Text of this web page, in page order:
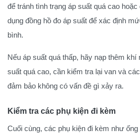
để tránh tình trạng áp suất quá cao
dụng đồng hồ đo áp suất để xác định
bình.
Nếu áp suất quá thấp, hãy nạp thêm
suất quá cao, cần kiểm tra lại van và
đảm bảo không có vấn đề gì xảy ra.
Kiểm tra các phụ kiện đi kèm
Cuối cùng, các phụ kiện đi kèm như